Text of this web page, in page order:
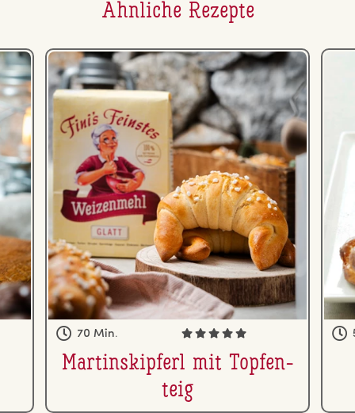
Ähnliche Rezepte
70 Min.
Mar­tin­skip­ferl mit Top­fen­
teig